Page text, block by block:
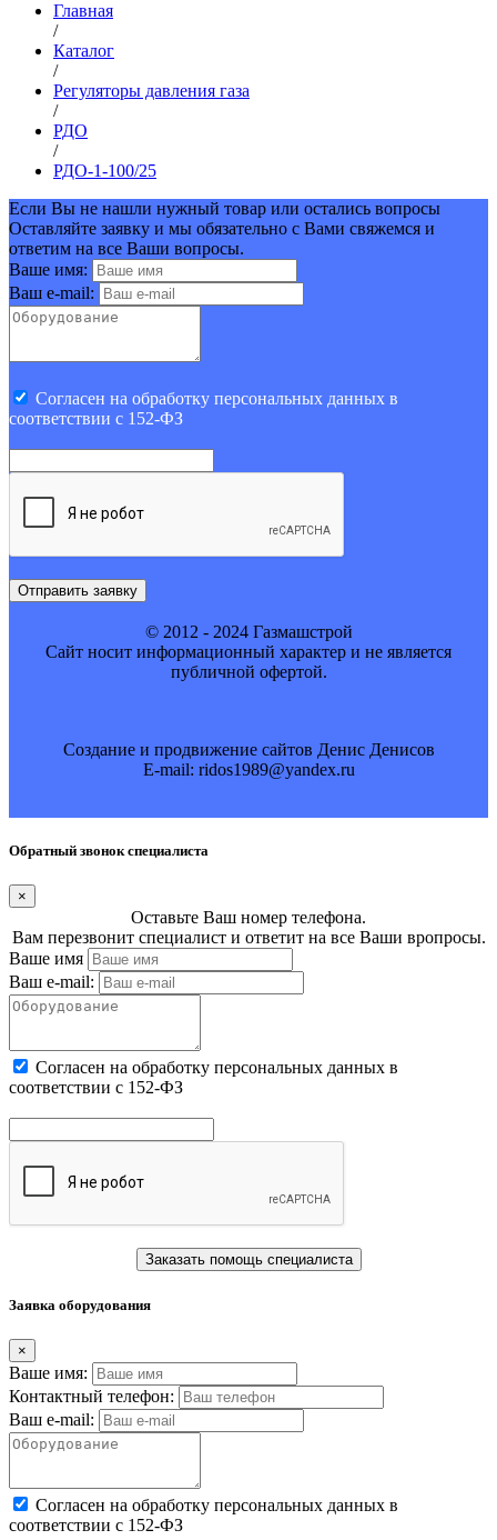
Главная
/
Каталог
/
Регуляторы давления газа
/
РДО
/
РДО-1-100/25
Если Вы не нашли нужный товар или остались вопросы
Оставляйте заявку и мы обязательно с Вами свяжемся и
ответим на все Ваши вопросы.
Ваше имя:
Ваш e-mail:
Cогласен на обработку персональных данных в
соответствии с 152-ФЗ
Отправить заявку
© 2012 - 2024 Газмашстрой
Cайт носит информационный характер и не является
публичной офертой.
Создание и продвижение сайтов Денис Денисов
E-mail: ridos1989@yandex.ru
Обратный звонок специалиста
×
Оставьте Ваш номер телефона.
Вам перезвонит специалист и ответит на все Ваши вропросы.
Ваше имя
Ваш e-mail:
Cогласен на обработку персональных данных в
соответствии с 152-ФЗ
Заказать помощь специалиста
Заявка оборудования
×
Ваше имя:
Контактный телефон:
Ваш e-mail:
Cогласен на обработку персональных данных в
соответствии с 152-ФЗ